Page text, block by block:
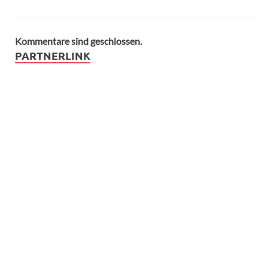
Kommentare sind geschlossen.
PARTNERLINK